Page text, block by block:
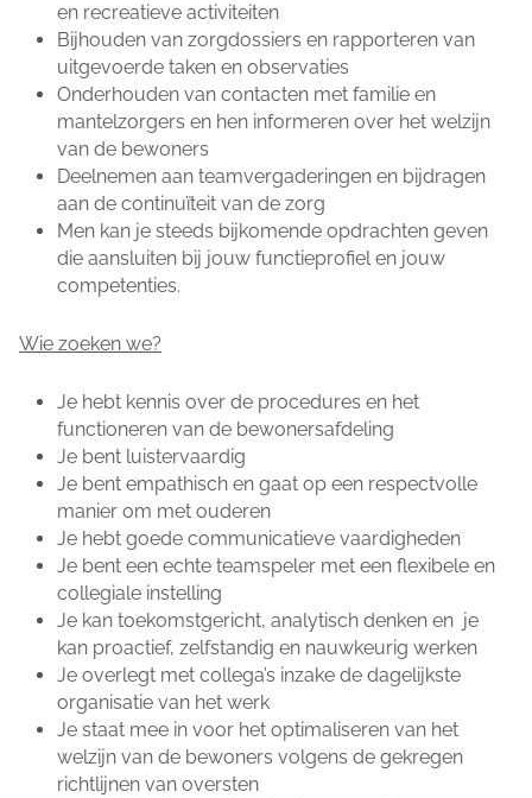
en recreatieve activiteiten
Bijhouden van zorgdossiers en rapporteren van
uitgevoerde taken en observaties
Onderhouden van contacten met familie en
mantelzorgers en hen informeren over het welzijn
van de bewoners
Deelnemen aan teamvergaderingen en bijdragen
aan de continuïteit van de zorg
Men kan je steeds bijkomende opdrachten geven
die aansluiten bij jouw functieprofiel en jouw
competenties.
Wie zoeken we?
Je hebt kennis over de procedures en het
functioneren van de bewonersafdeling
Je bent luistervaardig
Je bent empathisch en gaat op een respectvolle
manier om met ouderen
Je hebt goede communicatieve vaardigheden
Je bent een echte teamspeler met een flexibele en
collegiale instelling
Je kan toekomstgericht, analytisch denken en je
kan proactief, zelfstandig en nauwkeurig werken
Je overlegt met collega’s inzake de dagelijkste
organisatie van het werk
Je staat mee in voor het optimaliseren van het
welzijn van de bewoners volgens de gekregen
richtlijnen van oversten